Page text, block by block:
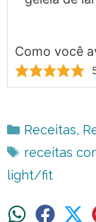
Como você
Categorias
Receitas,
Tags
receitas
light/fit
ShareShare